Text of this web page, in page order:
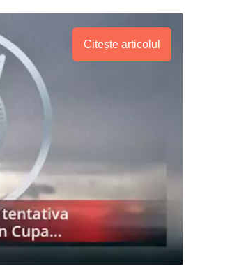
Citește articolul